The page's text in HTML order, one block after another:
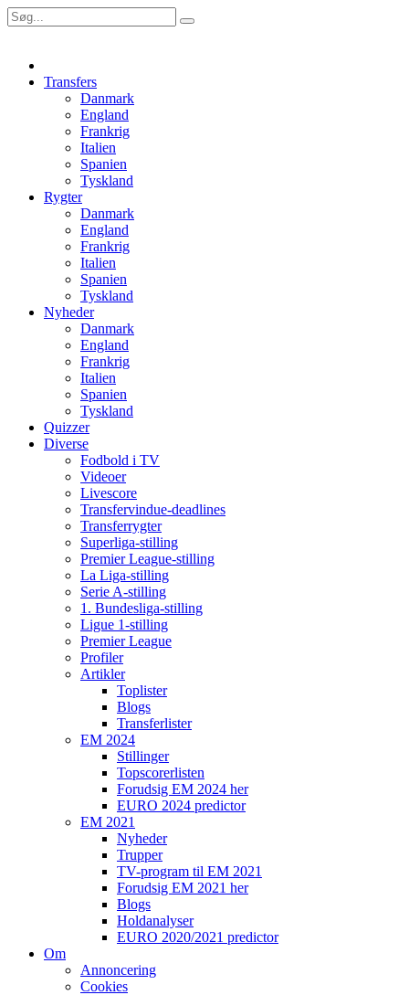
Transfers
Danmark
England
Frankrig
Italien
Spanien
Tyskland
Rygter
Danmark
England
Frankrig
Italien
Spanien
Tyskland
Nyheder
Danmark
England
Frankrig
Italien
Spanien
Tyskland
Quizzer
Diverse
Fodbold i TV
Videoer
Livescore
Transfervindue-deadlines
Transferrygter
Superliga-stilling
Premier League-stilling
La Liga-stilling
Serie A-stilling
1. Bundesliga-stilling
Ligue 1-stilling
Premier League
Profiler
Artikler
Toplister
Blogs
Transferlister
EM 2024
Stillinger
Topscorerlisten
Forudsig EM 2024 her
EURO 2024 predictor
EM 2021
Nyheder
Trupper
TV-program til EM 2021
Forudsig EM 2021 her
Blogs
Holdanalyser
EURO 2020/2021 predictor
Om
Annoncering
Cookies